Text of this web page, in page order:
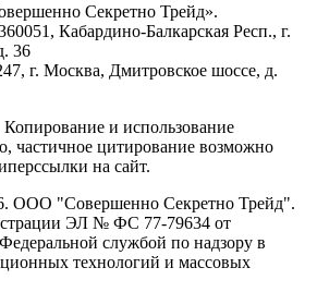
Секретно Трейд».
Кабардино-Балкарская Респ., г.
36
г. Москва, Дмитровское шоссе, д.
и использование
частичное цитирование возможно
на сайт.
ООО "Совершенно Секретно Трейд".
ЭЛ № ФС 77-79634 от
службой по надзору в
технологий и массовых